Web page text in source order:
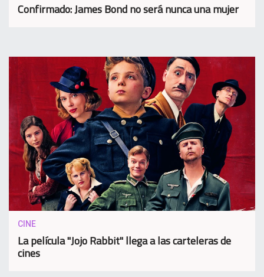
Confirmado: James Bond no será nunca una mujer
CINE
La película "Jojo Rabbit" llega a las carteleras de
cines